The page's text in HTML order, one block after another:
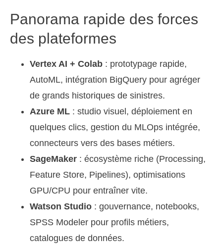
Panorama rapide des forces
des plateformes
Vertex AI + Colab : prototypage rapide,
AutoML, intégration BigQuery pour agréger
de grands historiques de sinistres.
Azure ML : studio visuel, déploiement en
quelques clics, gestion du MLOps intégrée,
connecteurs vers des bases métiers.
SageMaker : écosystème riche (Processing,
Feature Store, Pipelines), optimisations
GPU/CPU pour entraîner vite.
Watson Studio : gouvernance, notebooks,
SPSS Modeler pour profils métiers,
catalogues de données.